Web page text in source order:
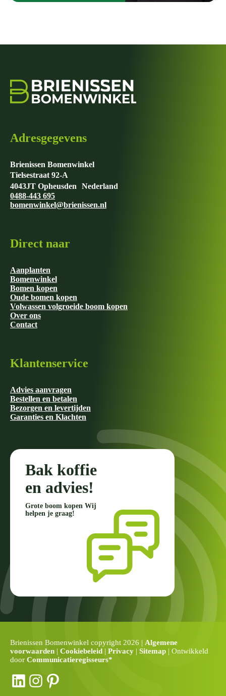
Adresgegevens
Brienissen Bomenwinkel
Tielsestraat 92-A
4043JT Opheusden Nederland
0488-443 695
bomenwinkel@brienissen.nl
Direct naar
Aanplanten
Bomenwinkel
Bomen kopen
Oude bomen kopen
Volwassen volgroeide boom kopen
Over ons
Contact
Klantenservice
Advies aanvragen
Bestellen en betalen
Bezorgen en levertijden
Garanties en Klachten
Bak koffie
en advies!
Grote boom kopen Wij
helpen je graag!
Brienissen Bomenwinkel copyright 2026 | Algemene
voorwaarden | Cookiebeleid | Privacy | Sitemap | Ontwikkeld
door Communicatieregisseurs*
LinkedIn
Instagram
Pinterest